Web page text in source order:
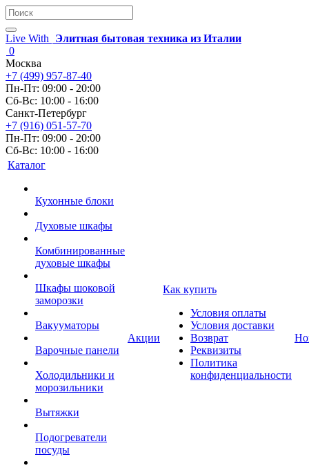
Live With
Элитная бытовая техника из Италии
0
Москва
+7 (499) 957-87-40
Пн-Пт: 09:00 - 20:00
Сб-Вс: 10:00 - 16:00
Санкт-Петербург
+7 (916) 051-57-70
Пн-Пт: 09:00 - 20:00
Сб-Вс: 10:00 - 16:00
Каталог
Кухонные блоки
Духовые шкафы
Комбинированные
духовые шкафы
Шкафы шоковой
заморозки
Вакууматоры
Варочные панели
Холодильники и
морозильники
Вытяжки
Подогреватели
посуды
Акции
Как купить
Условия оплаты
Условия доставки
Возврат
Реквизиты
Политика
конфиденциальности